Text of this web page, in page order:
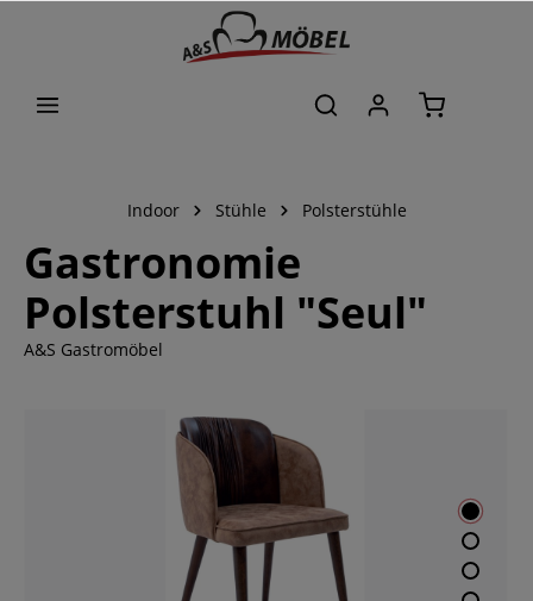
Indoor Stühle Polsterstühle
Gastronomie
Polsterstuhl "Seul"
A&S Gastromöbel